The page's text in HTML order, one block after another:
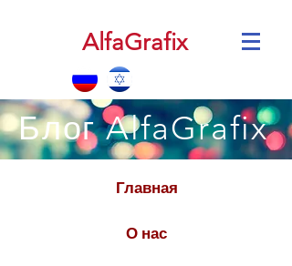
AlfaGrafix
Блог AlfaGrafix
Главная
О нас